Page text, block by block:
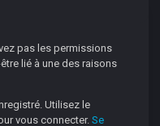
pas les permissions
lié à une des raisons
Utilisez le
vous connecter.Se